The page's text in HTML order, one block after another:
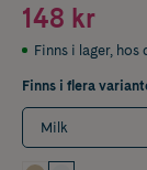
148 kr
Finns i lager, hos
Finns i flera
Milk